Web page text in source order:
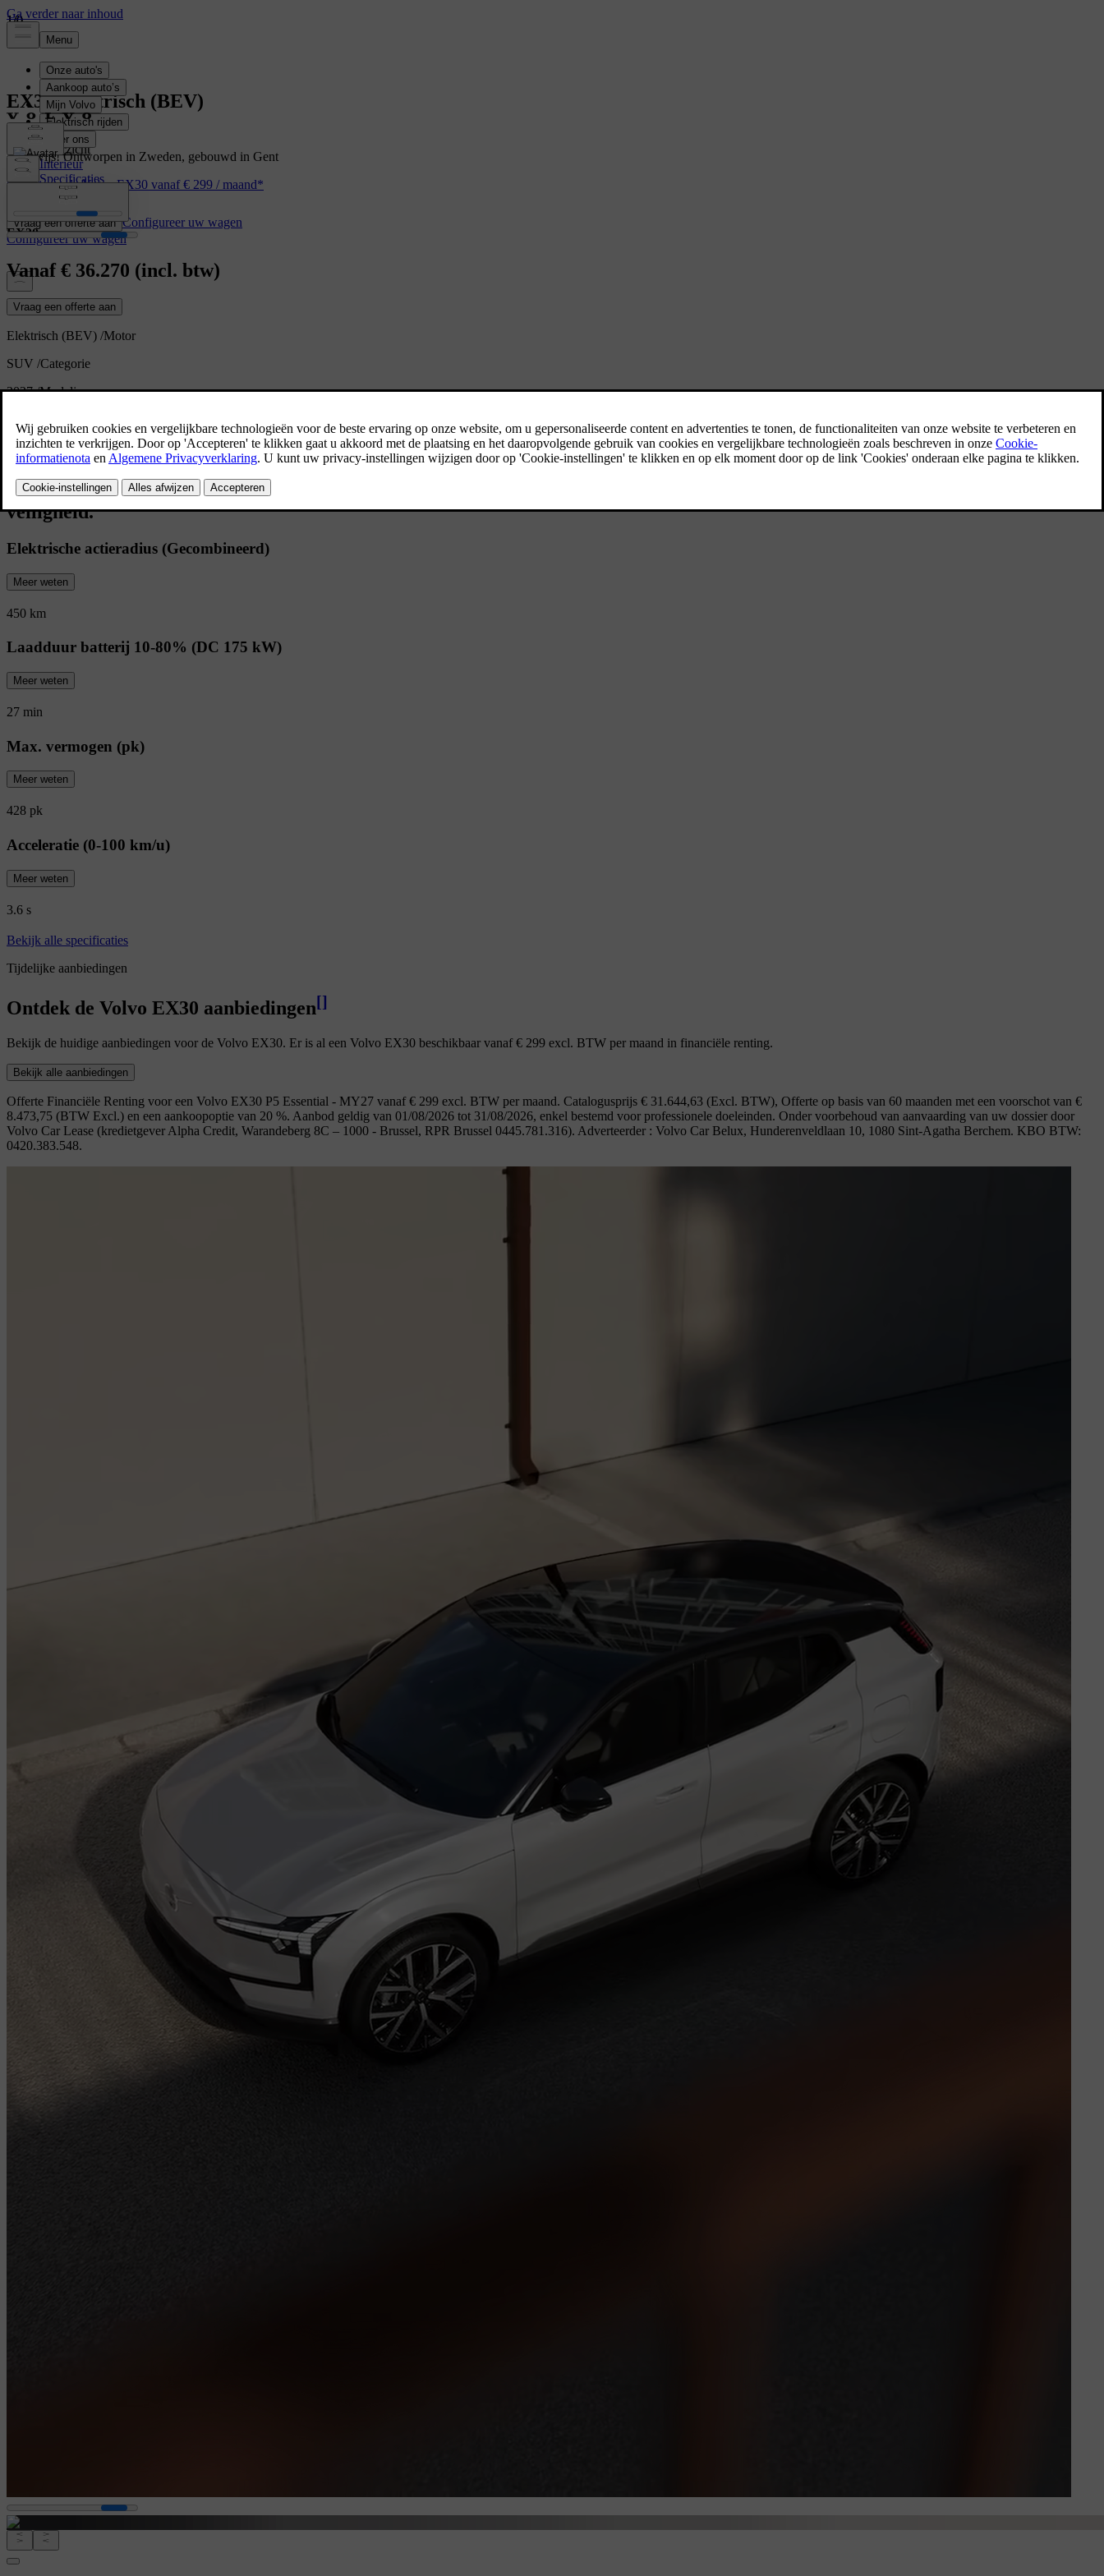
EX30 Elektrisch (BEV)
Overzicht
Interieur
Specificaties
Kenmerken
Vraag een offerte aan Configureer uw wagen
Configureer uw wagen
Vree wijs! Ontworpen in Zweden, gebouwd in Gent
Geniet van de Volvo EX30 vanaf € 299 / maand*
EX30
Vanaf € 36.270 (incl. btw)
Vraag een offerte aan
Elektrisch (BEV) /Motor
SUV /Categorie
2027 /Modeljaar
Overzicht van de EX30
De actieradius en snellaadmogelijkheden die u verwacht van een SUV.
Compact, maar groots op het vlak van stijl, opbergruimte en
veiligheid.
Elektrische actieradius (Gecombineerd)
Meer weten
450 km
Laadduur batterij 10-80% (DC 175 kW)
Meer weten
27 min
Max. vermogen (pk)
Meer weten
428 pk
Acceleratie (0-100 km/u)
Meer weten
3.6 s
Bekijk alle specificaties
Tijdelijke aanbiedingen
Ontdek de Volvo EX30 aanbiedingen[]
Bekijk de huidige aanbiedingen voor de Volvo EX30. Er is al een Volvo EX30 beschikbaar vanaf € 299 excl. BTW per maand in financiële renting.
Bekijk alle aanbiedingen
Offerte Financiële Renting voor een Volvo EX30 P5 Essential - MY27 vanaf € 299 excl. BTW per maand. Catalogusprijs € 31.644,63 (Excl. BTW), Offerte op basis van 60 maanden met een voorschot van €
8.473,75 (BTW Excl.) en een aankoopoptie van 20 %. Aanbod geldig van 01/08/2026 tot 31/08/2026, enkel bestemd voor professionele doeleinden. Onder voorbehoud van aanvaarding van uw dossier door
Volvo Car Lease (kredietgever Alpha Credit, Warandeberg 8C – 1000 - Brussel, RPR Brussel 0445.781.316). Adverteerder : Volvo Car Belux, Hunderenveldlaan 10, 1080 Sint-Agatha Berchem. KBO BTW:
0420.383.548.
1/0
1/0
1/0